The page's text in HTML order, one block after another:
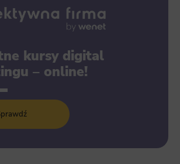
kursy digital
– online!